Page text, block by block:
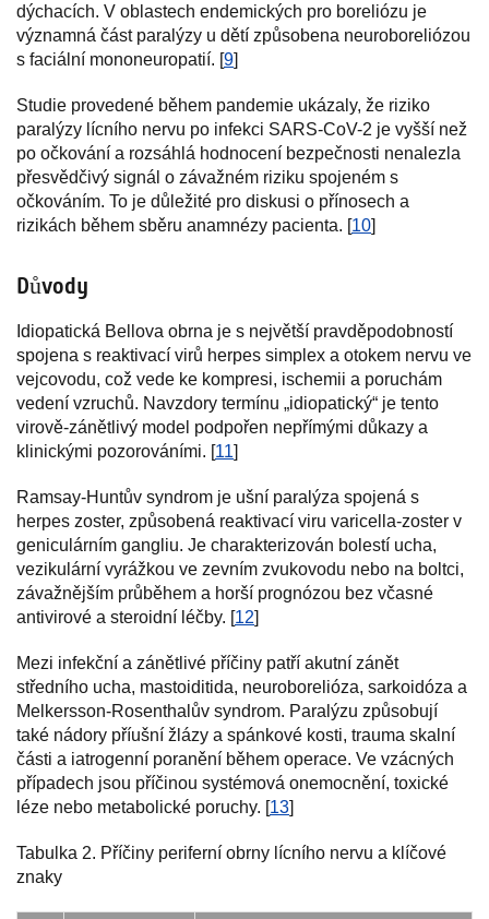
dýchacích. V oblastech endemických pro boreliózu je
významná část paralýzy u dětí způsobena neuroboreliózou
s faciální mononeuropatií. [9]
Studie provedené během pandemie ukázaly, že riziko
paralýzy lícního nervu po infekci SARS-CoV-2 je vyšší než
po očkování a rozsáhlá hodnocení bezpečnosti nenalezla
přesvědčivý signál o závažném riziku spojeném s
očkováním. To je důležité pro diskusi o přínosech a
rizikách během sběru anamnézy pacienta. [10]
Důvody
Idiopatická Bellova obrna je s největší pravděpodobností
spojena s reaktivací virů herpes simplex a otokem nervu ve
vejcovodu, což vede ke kompresi, ischemii a poruchám
vedení vzruchů. Navzdory termínu „idiopatický“ je tento
virově-zánětlivý model podpořen nepřímými důkazy a
klinickými pozorováními. [11]
Ramsay-Huntův syndrom je ušní paralýza spojená s
herpes zoster, způsobená reaktivací viru varicella-zoster v
geniculárním gangliu. Je charakterizován bolestí ucha,
vezikulární vyrážkou ve zevním zvukovodu nebo na boltci,
závažnějším průběhem a horší prognózou bez včasné
antivirové a steroidní léčby. [12]
Mezi infekční a zánětlivé příčiny patří akutní zánět
středního ucha, mastoiditida, neuroborelióza, sarkoidóza a
Melkersson-Rosenthalův syndrom. Paralýzu způsobují
také nádory příušní žlázy a spánkové kosti, trauma skalní
části a iatrogenní poranění během operace. Ve vzácných
případech jsou příčinou systémová onemocnění, toxické
léze nebo metabolické poruchy. [13]
Tabulka 2. Příčiny periferní obrny lícního nervu a klíčové
znaky